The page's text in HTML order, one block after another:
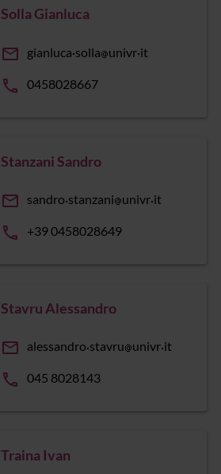
Solla Gianluca
email gianluca solla univr it
phone 0458028667
Stanzani Sandro
email sandro stanzani univr it
phone +39 0458028649
Stavru Alessandro
email alessandro stavru univr it
phone 045 8028143
Traina Ivan